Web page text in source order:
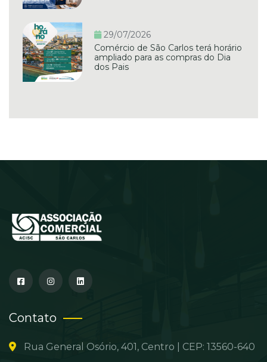
29/07/2026
Comércio de São Carlos terá horário
ampliado para as compras do Dia
dos Pais
Contato
Rua General Osório, 401, Centro | CEP: 13560-640